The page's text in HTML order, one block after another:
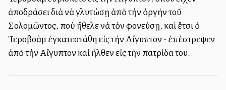
ἀποδράσει διὰ νὰ γλυτώσῃ ἀπὸ τὴν ὀργὴν τοῦ
Σολομῶντος, ποὺ ἤθελε νὰ τὸν φονεύσῃ, καὶ ἔτσι ὁ
Ἱεροβοὰμ ἐγκατεστάθη εἰς τὴν Αἴγυπτον - ἐπέστρεψεν
ἀπὸ τὴν Αἴγυπτον καὶ ἦλθεν εἰς τὴν πατρίδα του.